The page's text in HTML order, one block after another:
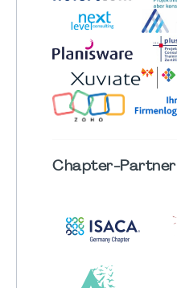
Chapter-Partner